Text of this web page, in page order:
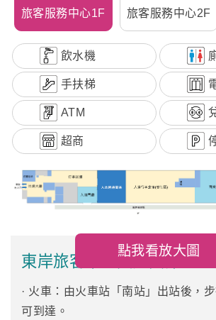
旅客服務中心1F
旅客服務中心2F
飲水機
手扶梯
ATM
超商
點我看放大圖
東岸旅客中心交通資訊
· 火車：由火車站「南站」出站後，
可到達。